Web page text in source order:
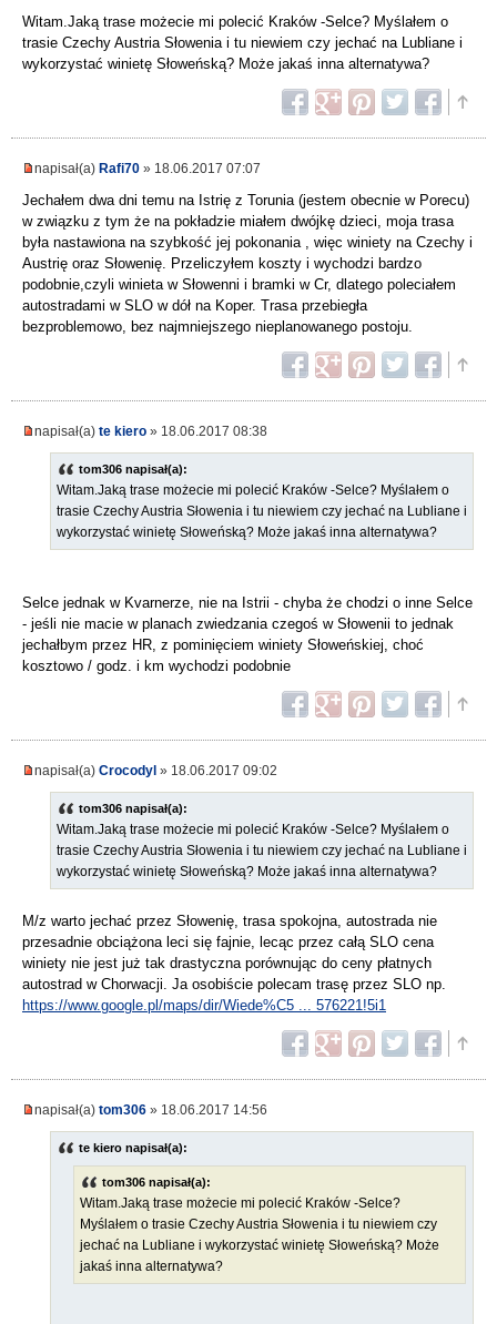
Witam.Jaką trase możecie mi polecić Kraków -Selce? Myślałem o
trasie Czechy Austria Słowenia i tu niewiem czy jechać na Lubliane i
wykorzystać winietę Słoweńską? Może jakaś inna alternatywa?
napisał(a) Rafi70 » 18.06.2017 07:07
Jechałem dwa dni temu na Istrię z Torunia (jestem obecnie w Porecu)
w związku z tym że na pokładzie miałem dwójkę dzieci, moja trasa
była nastawiona na szybkość jej pokonania , więc winiety na Czechy i
Austrię oraz Słowenię. Przeliczyłem koszty i wychodzi bardzo
podobnie,czyli winieta w Słowenni i bramki w Cr, dlatego poleciałem
autostradami w SLO w dół na Koper. Trasa przebiegła
bezproblemowo, bez najmniejszego nieplanowanego postoju.
napisał(a) te kiero » 18.06.2017 08:38
tom306 napisał(a):
Witam.Jaką trase możecie mi polecić Kraków -Selce? Myślałem o
trasie Czechy Austria Słowenia i tu niewiem czy jechać na Lubliane i
wykorzystać winietę Słoweńską? Może jakaś inna alternatywa?
Selce jednak w Kvarnerze, nie na Istrii - chyba że chodzi o inne Selce
- jeśli nie macie w planach zwiedzania czegoś w Słowenii to jednak
jechałbym przez HR, z pominięciem winiety Słoweńskiej, choć
kosztowo / godz. i km wychodzi podobnie
napisał(a) Crocodyl » 18.06.2017 09:02
tom306 napisał(a):
Witam.Jaką trase możecie mi polecić Kraków -Selce? Myślałem o
trasie Czechy Austria Słowenia i tu niewiem czy jechać na Lubliane i
wykorzystać winietę Słoweńską? Może jakaś inna alternatywa?
M/z warto jechać przez Słowenię, trasa spokojna, autostrada nie
przesadnie obciążona leci się fajnie, lecąc przez całą SLO cena
winiety nie jest już tak drastyczna porównując do ceny płatnych
autostrad w Chorwacji. Ja osobiście polecam trasę przez SLO np.
https://www.google.pl/maps/dir/Wiede%C5 ... 576221!5i1
napisał(a) tom306 » 18.06.2017 14:56
te kiero napisał(a):
tom306 napisał(a):
Witam.Jaką trase możecie mi polecić Kraków -Selce?
Myślałem o trasie Czechy Austria Słowenia i tu niewiem czy
jechać na Lubliane i wykorzystać winietę Słoweńską? Może
jakaś inna alternatywa?